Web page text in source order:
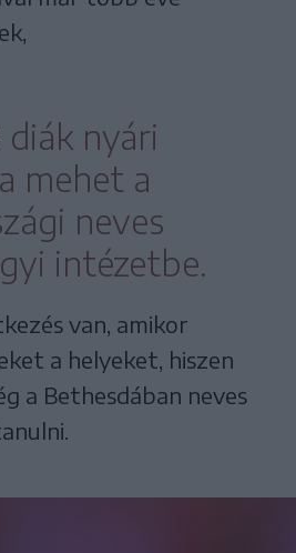
diák nyári
mehet a
neves
intézetbe.
van, amikor
a helyeket, hiszen
a Bethesdában neves